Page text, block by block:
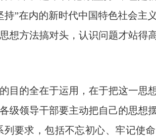
”在内的新时代中国特色社会主
想方法搞对头，认识问题才站得
目的全在于运用，在于把这一思
级领导干部要主动把自己的思想
要求，包括不忘初心、牢记使